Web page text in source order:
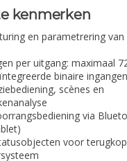
kenmerken
en parametrering
per uitgang: maximaal
binaire
scènes en
via
voor